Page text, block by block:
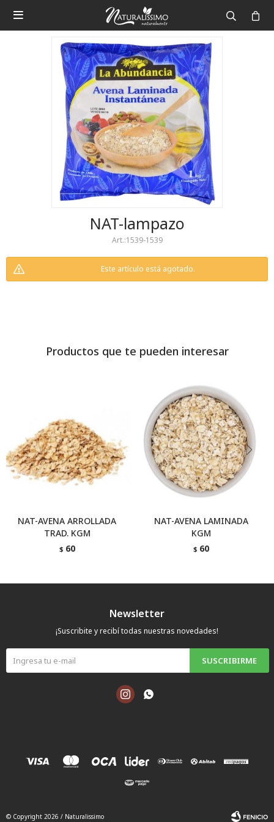

NAT-lampazo
1539-1539
Este artículo está agotado.
Productos que te pueden interesar
NAT-AVENA ARROLLADA
TRAD. KGM
$ 60
NAT-AVENA LAMINADA
KGM
$ 60
Newsletter
¡Suscribite y recibí todas nuestras novedades!
SUSCRIBIRME
 
© Copyright 2026 / Naturalissimo